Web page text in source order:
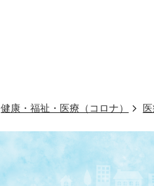
健康・福祉・医療（コロナ）